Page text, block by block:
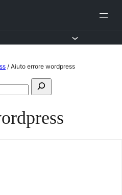
/ Aiuto errore wordpress
Cerca